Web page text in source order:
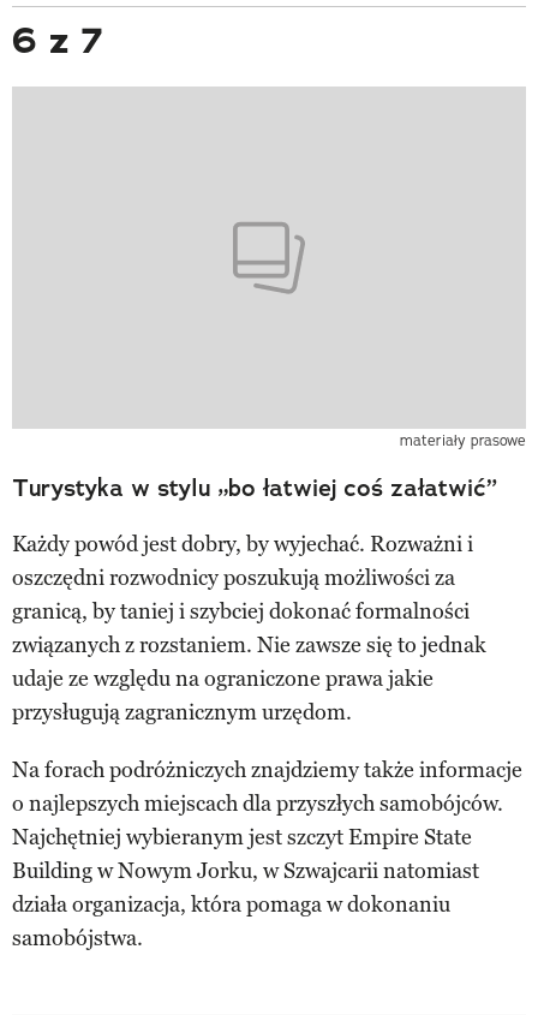
6 z 7
materiały prasowe
Turystyka w stylu „bo łatwiej coś załatwić”
Każdy powód jest dobry, by wyjechać. Rozważni i
oszczędni rozwodnicy poszukują możliwości za
granicą, by taniej i szybciej dokonać formalności
związanych z rozstaniem. Nie zawsze się to jednak
udaje ze względu na ograniczone prawa jakie
przysługują zagranicznym urzędom.
Na forach podróżniczych znajdziemy także informacje
o najlepszych miejscach dla przyszłych samobójców.
Najchętniej wybieranym jest szczyt Empire State
Building w Nowym Jorku, w Szwajcarii natomiast
działa organizacja, która pomaga w dokonaniu
samobójstwa.